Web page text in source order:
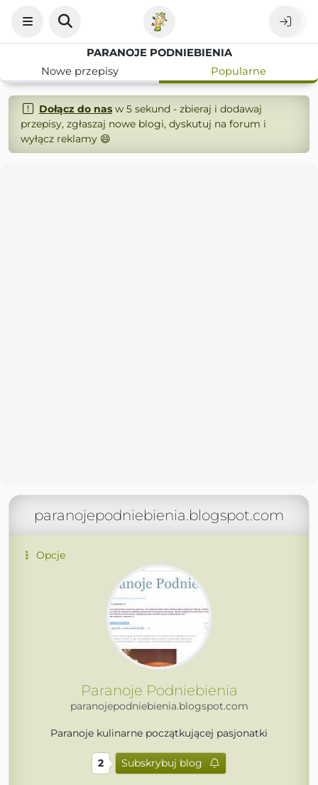
PARANOJE PODNIEBIENIA
Nowe przepisy
Popularne
Dołącz do nasw 5 sekund - zbieraj i dodawaj
przepisy, zgłaszaj nowe blogi, dyskutuj na forum i
wyłącz reklamy 😄
paranojepodniebienia.blogspot.com
Opcje
Paranoje Podniebienia
paranojepodniebienia.blogspot.com
Paranoje kulinarne początkującej pasjonatki
2 Subskrybuj blog